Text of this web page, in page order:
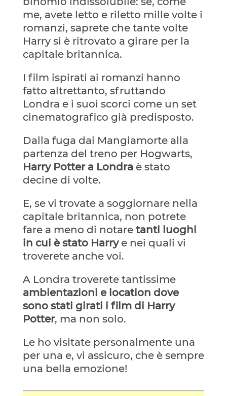
me, avete letto e riletto mille volte i
romanzi, saprete che tante volte
Harry si è ritrovato a girare per la
capitale britannica.
I film ispirati ai romanzi hanno
fatto altrettanto, sfruttando
Londra e i suoi scorci come un set
cinematografico già predisposto.
Dalla fuga dai Mangiamorte alla
partenza del treno per Hogwarts,
Harry Potter a Londra è stato
decine di volte.
E, se vi trovate a soggiornare nella
capitale britannica, non potrete
fare a meno di notare tanti luoghi
in cui è stato Harrye nei quali vi
troverete anche voi.
A Londra troverete tantissime
ambientazioni e location dove
sono stati girati i film di Harry
Potter, ma non solo.
Le ho visitate personalmente una
per una e, vi assicuro, che è sempre
una bella emozione!